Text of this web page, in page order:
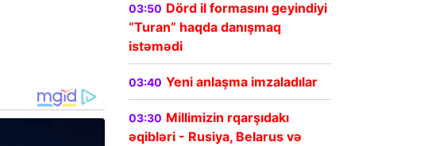
03:50 Dörd il formasını geyindiyi
“Turan” haqda danışmaq
istəmədi
03:40 Yeni anlaşma imzaladılar
03:30 Millimizin rqarşıdakı
əqibləri - Rusiya, Belarus və